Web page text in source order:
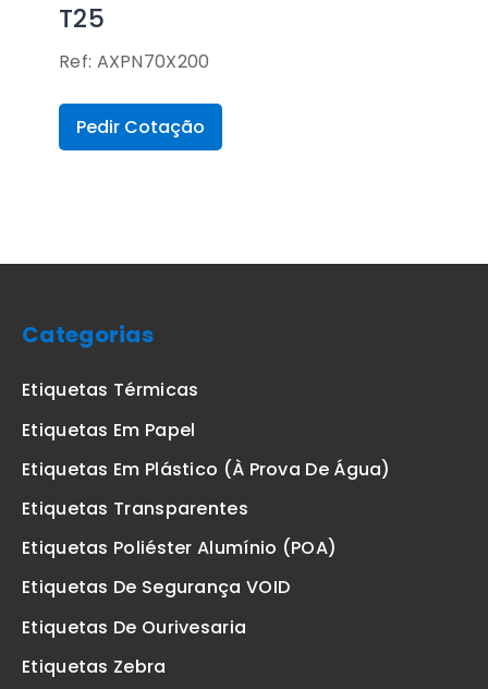
T25
Ref: AXPN70X200
Pedir Cotação
Categorias
Etiquetas Térmicas
Etiquetas Em Papel
Etiquetas Em Plástico (à Prova De Água)
Etiquetas Transparentes
Etiquetas Poliéster Alumínio (POA)
Etiquetas De Segurança VOID
Etiquetas De Ourivesaria
Etiquetas Zebra